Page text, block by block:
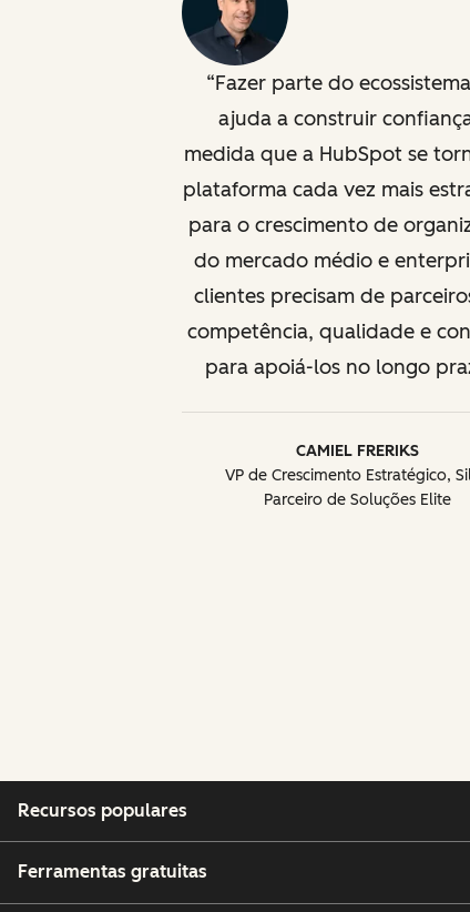
Fazer parte do
ajuda a construir
medida que a HubSpot se
plataforma cada vez mais
para o crescimento de
do mercado médio e
clientes precisam de
competência, qualidade e
para apoiá-los no longo
CAMIEL FRERIKS
VP de Crescimento Estratégico,
Parceiro de Soluções Elite
Recursos populares
Ferramentas gratuitas